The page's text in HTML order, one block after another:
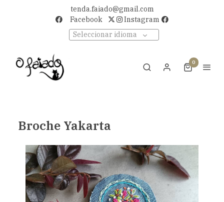
tenda.faiado@gmail.com
Facebook
Instagram
Seleccionar idioma
0
Broche Yakarta